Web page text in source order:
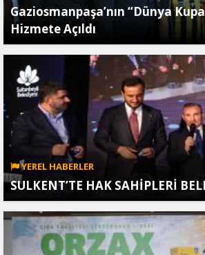
Gaziosmanpaşa’nın “Dünya
Hizmete Açıldı
YEREL HABERLER
SULKENT’TE HAK SAHİPLERİ